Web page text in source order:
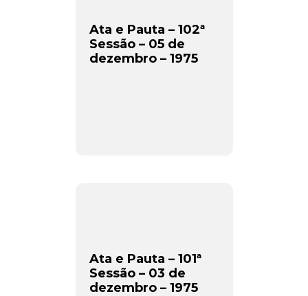
Ata e Pauta – 102ª
Sessão – 05 de
dezembro – 1975
Ata e Pauta – 101ª
Sessão – 03 de
dezembro – 1975
CADASTRAR